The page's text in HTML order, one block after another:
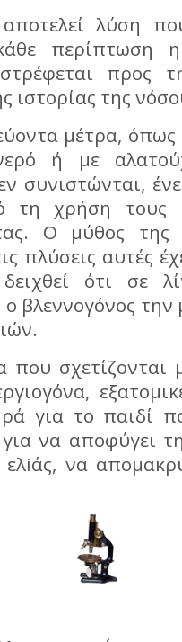
λύση
περίπτωση
προς
ιστορίας της
μέτρα, όπως
ή με
συνιστώνται,
τη χρήση τους
Ο μύθος
πλύσεις αυτές
ότι σε
βλεννογόνος την
που
για το παιδί
για να αποφύγει
να